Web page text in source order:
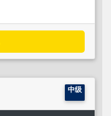
中级